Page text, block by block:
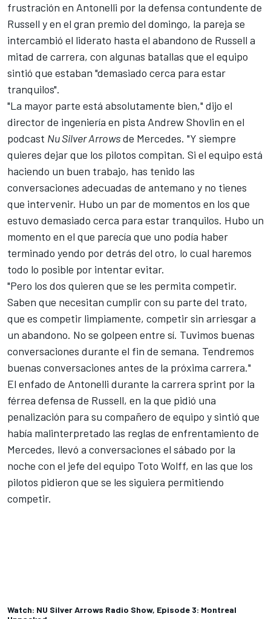
frustración en Antonelli por la defensa contundente de
Russell y en el gran premio del domingo, la pareja se
intercambió el liderato hasta el abandono de Russell a
mitad de carrera, con algunas batallas que el equipo
sintió que estaban "demasiado cerca para estar
tranquilos".
"La mayor parte está absolutamente bien," dijo el
director de ingeniería en pista Andrew Shovlin en el
podcast Nu Silver Arrowsde Mercedes. "Y siempre
quieres dejar que los pilotos compitan. Si el equipo está
haciendo un buen trabajo, has tenido las
conversaciones adecuadas de antemano y no tienes
que intervenir. Hubo un par de momentos en los que
estuvo demasiado cerca para estar tranquilos. Hubo un
momento en el que parecía que uno podía haber
terminado yendo por detrás del otro, lo cual haremos
todo lo posible por intentar evitar.
"Pero los dos quieren que se les permita competir.
Saben que necesitan cumplir con su parte del trato,
que es competir limpiamente, competir sin arriesgar a
un abandono. No se golpeen entre sí. Tuvimos buenas
conversaciones durante el fin de semana. Tendremos
buenas conversaciones antes de la próxima carrera."
El enfado de Antonelli durante la carrera sprint por la
férrea defensa de Russell, en la que pidió una
penalización para su compañero de equipo y sintió que
había malinterpretado las reglas de enfrentamiento de
Mercedes, llevó a conversaciones el sábado por la
noche con el jefe del equipo Toto Wolff, en las que los
pilotos pidieron que se les siguiera permitiendo
competir.
Watch: NU Silver Arrows Radio Show, Episode 3: Montreal